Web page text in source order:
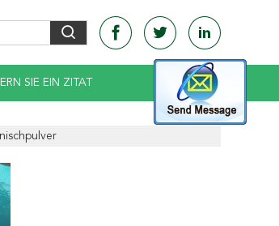
SIE EIN ZITAT